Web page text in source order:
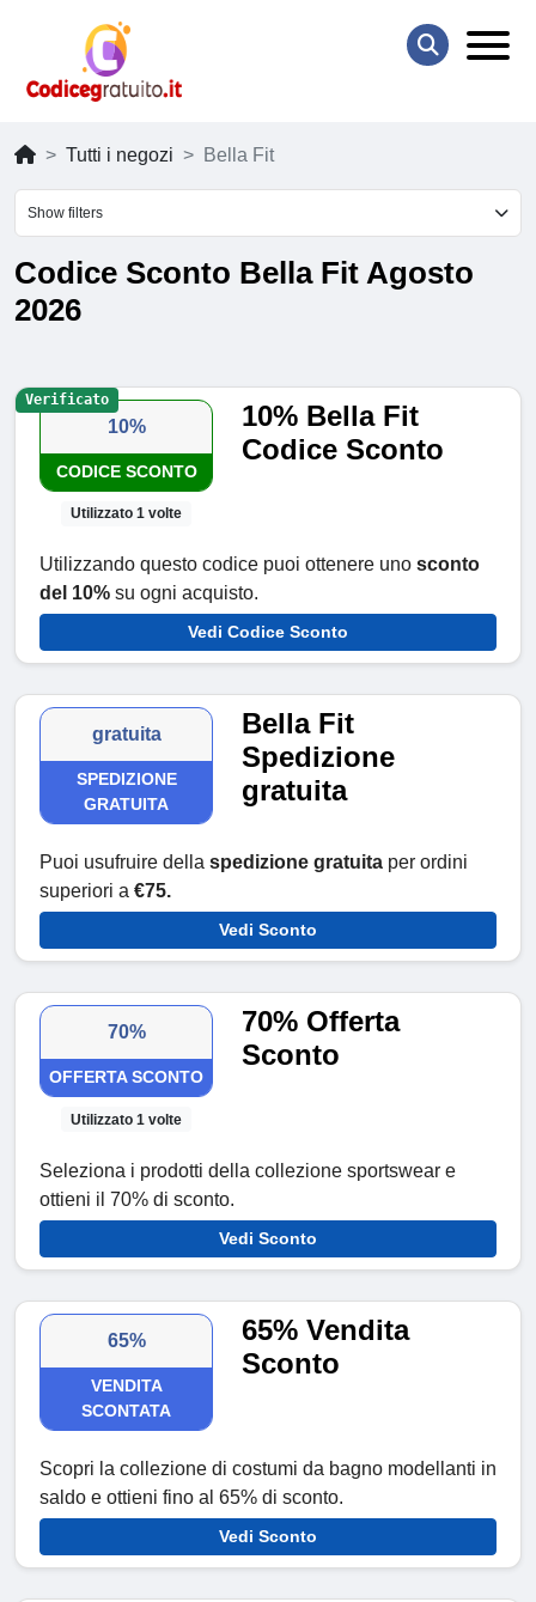
Tutti i negozi Bella Fit
Show filters
Codice Sconto Bella Fit Agosto
2026
10%
CODICE SCONTO
Utilizzato 1 volte
10% Bella Fit
Codice Sconto
Utilizzando questo codice puoi ottenere uno sconto
del 10% su ogni acquisto.
Vedi Codice Sconto
Verificato
gratuita
SPEDIZIONE
GRATUITA
Bella Fit
Spedizione
gratuita
Puoi usufruire della spedizione gratuita per ordini
superiori a €75.
Vedi Sconto
70%
OFFERTA SCONTO
Utilizzato 1 volte
70% Offerta
Sconto
Seleziona i prodotti della collezione sportswear e
ottieni il 70% di sconto.
Vedi Sconto
65%
VENDITA
SCONTATA
65% Vendita
Sconto
Scopri la collezione di costumi da bagno modellanti in
saldo e ottieni fino al 65% di sconto.
Vedi Sconto